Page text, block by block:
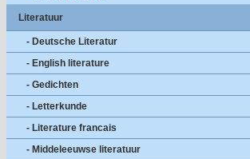
Literatuur
- Deutsche Literatur
- English literature
- Gedichten
- Letterkunde
- Literature francais
- Middeleeuwse literatuur